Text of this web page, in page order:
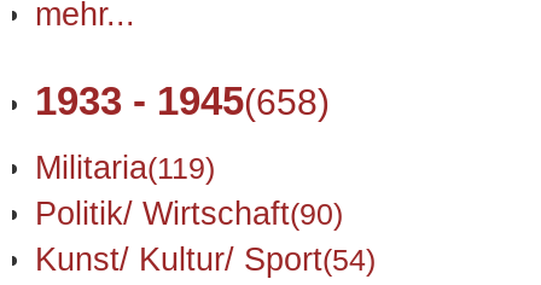
mehr...
1933 - 1945(658)
Militaria(119)
Politik/ Wirtschaft(90)
Kunst/ Kultur/ Sport(54)